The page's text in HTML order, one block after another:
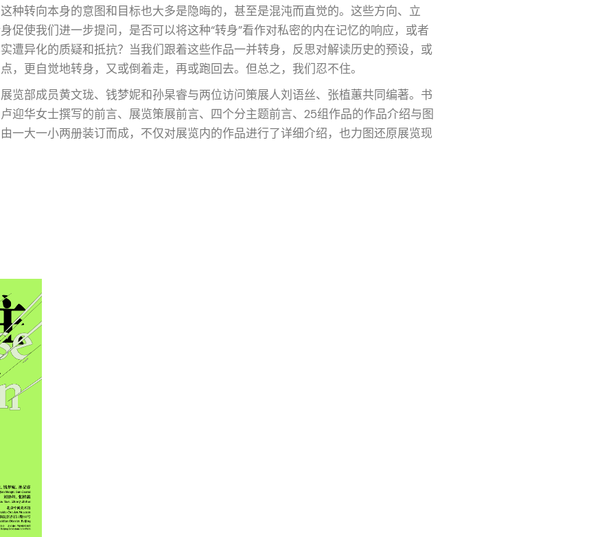
种转向本身的意图和目标也大多是隐晦的，甚至是混沌而直觉的。这些方向、立
促使我们进一步提问，是否可以将这种“转身”看作对私密的内在记忆的响应，或者
遭异化的质疑和抵抗？当我们跟着这些作品一并转身，反思对解读历史的预设，或
，更自觉地转身，又或倒着走，再或跑回去。但总之，我们忍不住。
览部成员黄文珑、钱梦妮和孙杲睿与两位访问策展人刘语丝、张植蕙共同编著。书
迎华女士撰写的前言、展览策展前言、四个分主题前言、25组作品的作品介绍与图
一大一小两册装订而成，不仅对展览内的作品进行了详细介绍，也力图还原展览现